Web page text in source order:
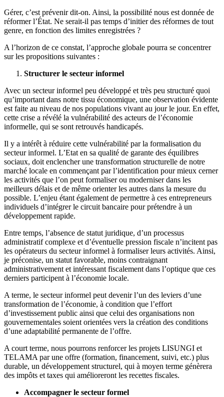
Gérer, c’est prévenir dit-on. Ainsi, la possibilité nous est donnée de
réformer l’État. Ne serait-il pas temps d’initier des réformes de tout
genre, en fonction des limites enregistrées ?
A l’horizon de ce constat, l’approche globale pourra se concentrer
sur les propositions suivantes :
Structurer le secteur informel
Avec un secteur informel peu développé et très peu structuré quoi
qu’important dans notre tissu économique, une observation évidente
est faite au niveau de nos populations vivant au jour le jour. En effet,
cette crise a révélé la vulnérabilité des acteurs de l’économie
informelle, qui se sont retrouvés handicapés.
Il y a intérêt à réduire cette vulnérabilité par la formalisation du
secteur informel. L’Etat en sa qualité de garante des équilibres
sociaux, doit enclencher une transformation structurelle de notre
marché locale en commençant par l’identification pour mieux cerner
les activités que l’on peut formaliser ou moderniser dans les
meilleurs délais et de même orienter les autres dans la mesure du
possible. L’enjeu étant également de permettre à ces entrepreneurs
individuels d’intégrer le circuit bancaire pour prétendre à un
développement rapide.
Entre temps, l’absence de statut juridique, d’un processus
administratif complexe et d’éventuelle pression fiscale n’incitent pas
les opérateurs du secteur informel à formaliser leurs activités. Ainsi,
je préconise, un statut favorable, moins contraignant
administrativement et intéressant fiscalement dans l’optique que ces
derniers participent à l’économie locale.
A terme, le secteur informel peut devenir l’un des leviers d’une
transformation de l’économie, à condition que l’effort
d’investissement public ainsi que celui des organisations non
gouvernementales soient orientées vers la création des conditions
d’une adaptabilité permanente de l’offre.
A court terme, nous pourrons renforcer les projets LISUNGI et
TELAMA par une offre (formation, financement, suivi, etc.) plus
durable, un développement structurel, qui à moyen terme génèrera
des impôts et taxes qui amélioreront les recettes fiscales.
Accompagner le secteur formel